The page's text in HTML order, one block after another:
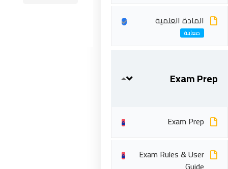
المادة العلمية
Exam Prep
Exam Prep
Exam Rules & User
ابقى على تواصل
العربية
info@acarea.com.eg